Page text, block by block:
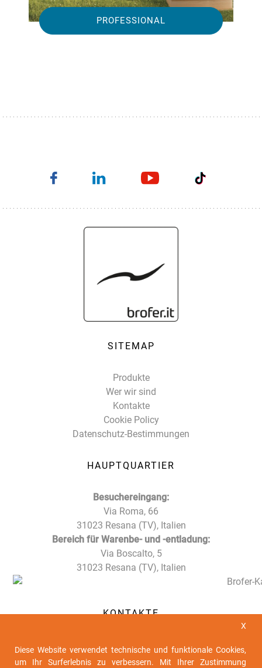
PROFESSIONAL
SITEMAP
Produkte
Wer wir sind
Kontakte
Cookie Policy
Datenschutz-Bestimmungen
HAUPTQUARTIER
Besuchereingang:
Via Roma, 66
31023 Resana (TV), Italien
Bereich für Warenbe- und -entladung:
Via Boscalto, 5
31023 Resana (TV), Italien
KONTAKTE
Tel. +39 0423 716611
Fax +39 0423 716612
X
Diese Website verwendet technische und funktionale Cookies,
um Ihr Surferlebnis zu verbessern. Mit Ihrer Zustimmung